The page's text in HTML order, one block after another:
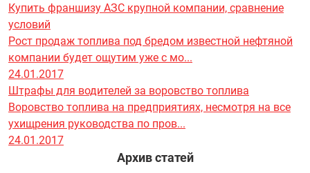
Купить франшизу АЗС крупной компании, сравнение
условий
Рост продаж топлива под бредом известной нефтяной
компании будет ощутим уже с мо...
24.01.2017
Штрафы для водителей за воровство топлива
Воровство топлива на предприятиях, несмотря на все
ухищрения руководства по пров...
24.01.2017
Архив статей